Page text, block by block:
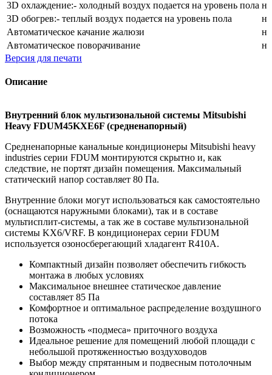
3D охлаждение:- холодный воздух подается на уровень пола
3D обогрев:- теплый воздух подается на уровень пола
Автоматическое качание жалюзи
Автоматическое поворачивание
Версия для печати
Описание
Внутренний блок мультизональной системы Mitsubishi
Heavy FDUM45KXE6F (средненапорный)
Средненапорные канальные кондиционеры Mitsubishi heavy
industries серии FDUM монтируются скрытно и, как
следствие, не портят дизайн помещения. Максимальный
статический напор составляет 80 Па.
Внутренние блоки могут использоваться как самостоятельно
(оснащаются наружными блоками), так и в составе
мультисплит-системы, а так же в составе мультизональной
системы KX6/VRF. В кондиционерах серии FDUM
используется озоносберегающий хладагент R410А.
Компактный дизайн позволяет обеспечить гибкость
монтажа в любых условиях
Максимальное внешнее статическое давление
составляет 85 Па
Комфортное и оптимальное распределение воздушного
потока
Возможность «подмеса» приточного воздуха
Идеальное решение для помещений любой площади с
небольшой протяженностью воздуховодов
Выбор между спрятанным и подвесным потолочным